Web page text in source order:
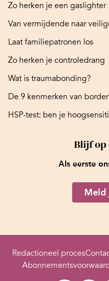
Zo herken je een gaslighter
Van vermijdende naar
Laat familiepatronen los
Zo herken je controledrang
Wat is traumabonding?
De 9 kenmerken van
HSP-test: ben je
Blijf op
Als eerste
Meld
Redactioneel proces